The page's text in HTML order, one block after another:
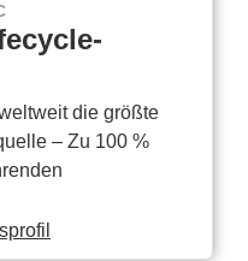
die größte
– Zu 100 %